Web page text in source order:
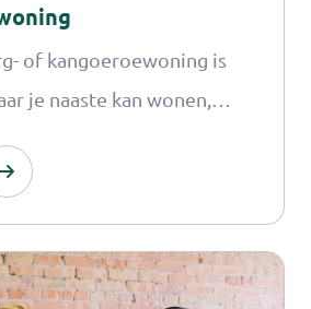
of kangoeroewoning is
je naaste kan wonen,